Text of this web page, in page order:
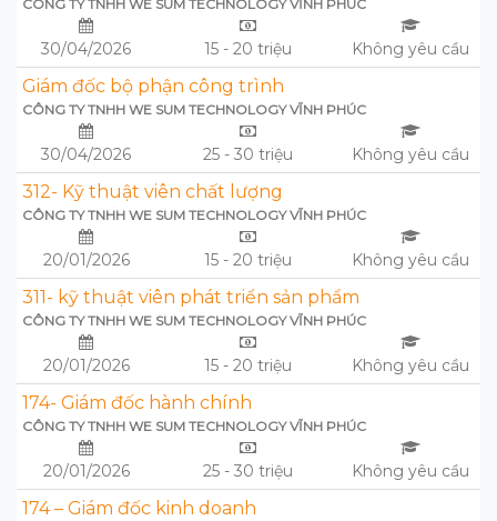
CÔNG TY TNHH WE SUM TECHNOLOGY VĨNH PHÚC
30/04/2026 15 - 20 triệu Không yêu cầu
Giám đốc bộ phận công trình
CÔNG TY TNHH WE SUM TECHNOLOGY VĨNH PHÚC
30/04/2026 25 - 30 triệu Không yêu cầu
312- Kỹ thuật viên chất lượng
CÔNG TY TNHH WE SUM TECHNOLOGY VĨNH PHÚC
20/01/2026 15 - 20 triệu Không yêu cầu
311- kỹ thuật viên phát triển sản phẩm
CÔNG TY TNHH WE SUM TECHNOLOGY VĨNH PHÚC
20/01/2026 15 - 20 triệu Không yêu cầu
174- Giám đốc hành chính
CÔNG TY TNHH WE SUM TECHNOLOGY VĨNH PHÚC
20/01/2026 25 - 30 triệu Không yêu cầu
174 – Giám đốc kinh doanh